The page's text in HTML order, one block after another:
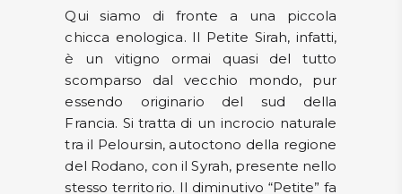
Qui siamo di fronte a una piccola
chicca enologica. Il Petite Sirah, infatti,
è un vitigno ormai quasi del tutto
scomparso dal vecchio mondo, pur
essendo originario del sud della
Francia. Si tratta di un incrocio naturale
tra il Peloursin, autoctono della regione
del Rodano, con il Syrah, presente nello
stesso territorio. Il diminutivo “Petite” fa